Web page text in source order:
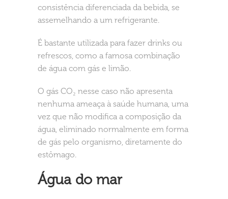
consistência diferenciada da bebida, se
assemelhando a um refrigerante.
É bastante utilizada para fazer drinks ou
refrescos, como a famosa combinação
de água com gás e limão.
O gás CO₂ nesse caso não apresenta
nenhuma ameaça à saúde humana, uma
vez que não modifica a composição da
água, eliminado normalmente em forma
de gás pelo organismo, diretamente do
estômago.
Água do mar